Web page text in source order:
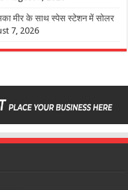
मीर के साथ स्पेस स्टेशन में सोलर
7, 2026